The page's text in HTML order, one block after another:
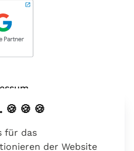
uns
🍪 🍪 🍪
für das
der Website